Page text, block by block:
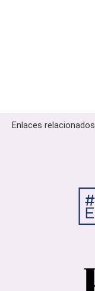
Enlaces relacionados